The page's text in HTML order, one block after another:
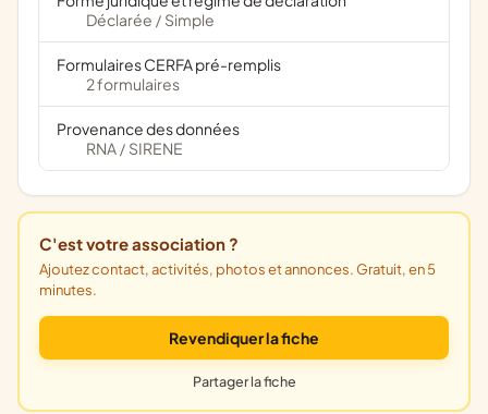
Déclarée / Simple
Formulaires CERFA pré-remplis
2 formulaires
Provenance des données
RNA / SIRENE
C'est votre association ?
Ajoutez contact, activités, photos et annonces. Gratuit, en 5
minutes.
Revendiquer la fiche
Partager la fiche